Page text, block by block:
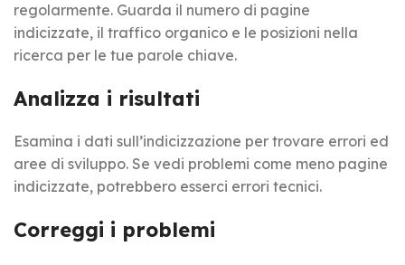
regolarmente. Guarda il numero di pagine
indicizzate, il traffico organico e le posizioni nella
ricerca per le tue parole chiave.
Analizza i risultati
Esamina i dati sull’indicizzazione per trovare errori ed
aree di sviluppo. Se vedi problemi come meno pagine
indicizzate, potrebbero esserci errori tecnici.
Correggi i problemi